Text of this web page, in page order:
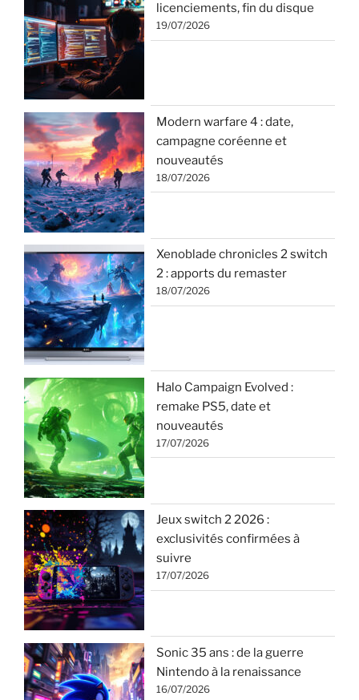
licenciements, fin du disque
19/07/2026
Modern warfare 4 : date,
campagne coréenne et
nouveautés
18/07/2026
Xenoblade chronicles 2 switch
2 : apports du remaster
18/07/2026
Halo Campaign Evolved :
remake PS5, date et
nouveautés
17/07/2026
Jeux switch 2 2026 :
exclusivités confirmées à
suivre
17/07/2026
Sonic 35 ans : de la guerre
Nintendo à la renaissance
16/07/2026